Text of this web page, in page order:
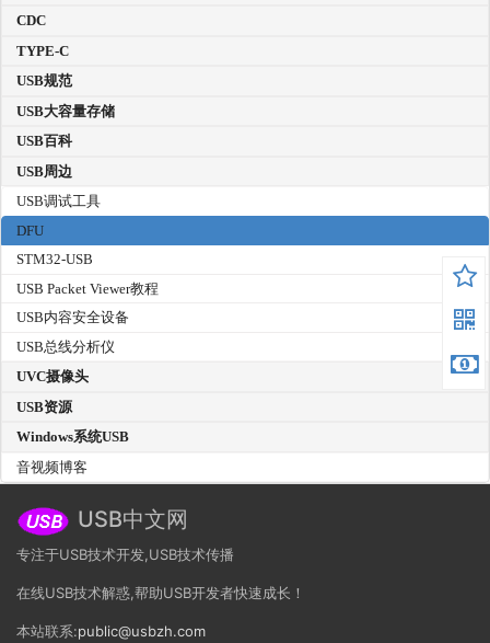
CDC
TYPE-C
USB规范
USB大容量存储
USB百科
USB周边
USB调试工具
DFU
STM32-USB
USB Packet Viewer教程
USB内容安全设备
USB总线分析仪
UVC摄像头
USB资源
Windows系统USB
音视频博客
USB中文网
专注于USB技术开发,USB技术传播
在线USB技术解惑,帮助USB开发者快速成长！
本站联系:public@usbzh.com